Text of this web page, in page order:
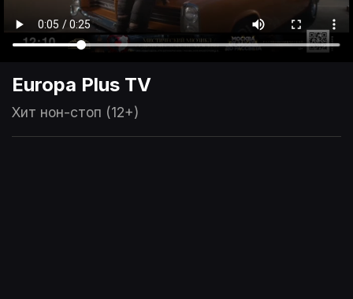
Europa Plus TV
Хит нон-стоп (12+)